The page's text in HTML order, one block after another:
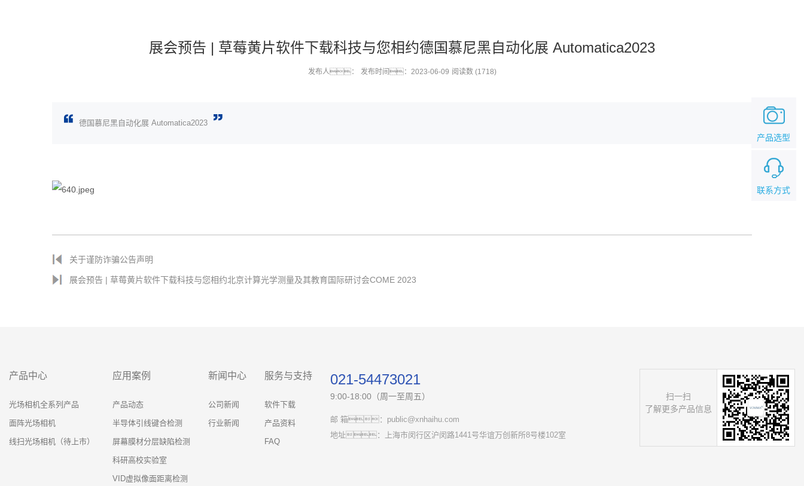
展会预告 | 草莓黄片软件下载科技与您相约德国慕尼黑自动化展 Automatica2023
发布人： 发布时间：2023-06-09 阅读数 (1718)
德国慕尼黑自动化展 Automatica2023
关于谨防诈骗公告声明
展会预告 | 草莓黄片软件下载科技与您相约北京计算光学测量及其教育国际研讨会COME 2023
产品中心
光场相机全系列产品
面阵光场相机
线扫光场相机（待上市）
应用案例
产品动态
半导体引线键合检测
屏幕膜材分层缺陷检测
科研高校实验室
VID虚拟像面距离检测
新闻中心
公司新闻
行业新闻
服务与支持
软件下载
产品资料
FAQ
021-54473021
9:00-18:00（周一至周五）
邮 箱：public@xnhaihu.com
地址：上海市闵行区沪闵路1441号华谊万创新所8号楼102室
扫一扫
了解更多产品信息
联系方式
产品选型